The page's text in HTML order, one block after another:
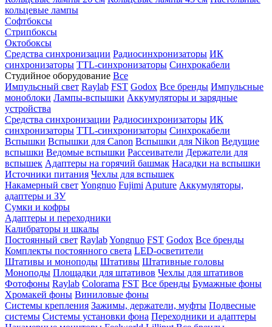
кольцевые лампы
Софтбоксы
Стрипбоксы
Октобоксы
Средства синхронизации Радиосинхронизаторы ИК
синхронизаторы TTL-синхронизаторы Синхрокабели
Студийное оборудование Все
Импульсный свет Raylab FST Godox Все бренды Импульсные
моноблоки Лампы-вспышки Аккумуляторы и зарядные
устройства
Средства синхронизации Радиосинхронизаторы ИК
синхронизаторы TTL-синхронизаторы Синхрокабели
Вспышки Вспышки для Canon Вспышки для Nikon Ведущие
вспышки Ведомые вспышки Рассеиватели Держатели для
вспышек Адаптеры на горячий башмак Насадки на вспышки
Источники питания Чехлы для вспышек
Накамерный свет Yongnuo Fujimi Aputure Аккумуляторы,
адаптеры и ЗУ
Сумки и кофры
Адаптеры и переходники
Калибраторы и шкалы
Постоянный свет RaylabYongnuo FST Godox Все бренды
Комплекты постоянного света LED-осветители
Штативы и моноподы Штативы Штативные головы
Моноподы Площадки для штативов Чехлы для штативов
Фотофоны Raylab Colorama FST Все бренды Бумажные фоны
Хромакей фоны Виниловые фоны
Системы крепления Зажимы, держатели, муфты Подвесные
системы Системы установки фона Переходники и адаптеры